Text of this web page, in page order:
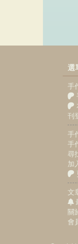
選
手
刊
手
手
尋
加
文
關
會